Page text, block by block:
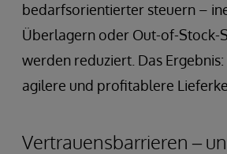
bedarfsorientierter steuern –
Überlagern oder Out-of-Stock-
werden reduziert. Das Ergebnis:
agilere und profitablere
Vertrauensbarrieren –